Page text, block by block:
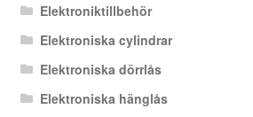
Elektroniktillbehör
Elektroniska cylindrar
Elektroniska dörrlås
Elektroniska hänglås